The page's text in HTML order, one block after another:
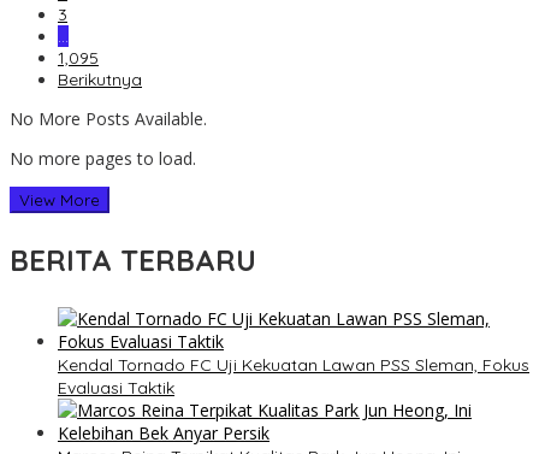
3
…
1,095
Berikutnya
No More Posts Available.
No more pages to load.
View More
BERITA TERBARU
Kendal Tornado FC Uji Kekuatan Lawan PSS Sleman, Fokus
Evaluasi Taktik